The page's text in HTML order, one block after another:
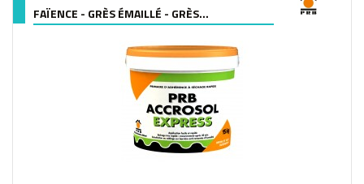
FAÏENCE - GRÈS ÉMAILLÉ - GRÈS...